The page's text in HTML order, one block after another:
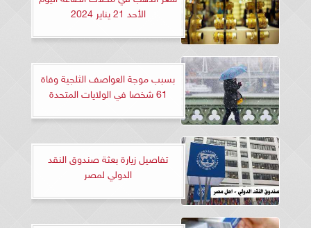
الأحد 21 يناير 2024
بسبب موجة العواصف الثلجية وفاة
61 شخصا في الولايات المتحدة
تفاصيل زيارة بعثة صندوق النقد
الدولي لمصر